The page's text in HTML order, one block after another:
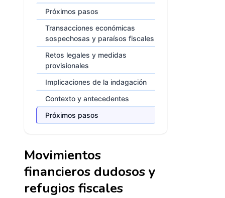
Próximos pasos
Transacciones económicas
sospechosas y paraísos fiscales
Retos legales y medidas
provisionales
Implicaciones de la indagación
Contexto y antecedentes
Próximos pasos
Movimientos
financieros dudosos y
refugios fiscales